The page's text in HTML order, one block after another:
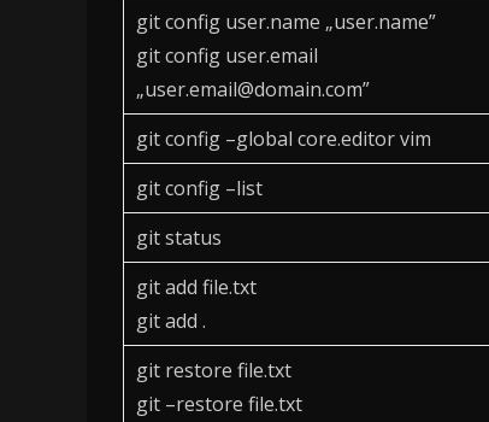
git config user.name „user.name”
git config user.email
„user.email@domain.com”
git config –global core.editor vim
git config –list
git status
git add file.txt
git add .
git restore file.txt
git –restore file.txt